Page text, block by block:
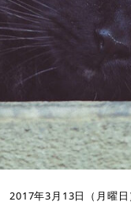
年3月13日（月曜日